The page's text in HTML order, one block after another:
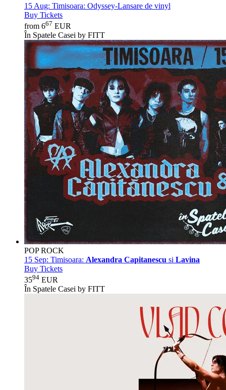
15 Aug: Timisoara: Odyssey-Lansare de vinyl
Buy Tickets
from 667 EUR
În Spatele Casei by FITT
POP ROCK
15 Sep: Timisoara: Alexandra Capitanescu si Lavina
Buy Tickets
3594 EUR
În Spatele Casei by FITT